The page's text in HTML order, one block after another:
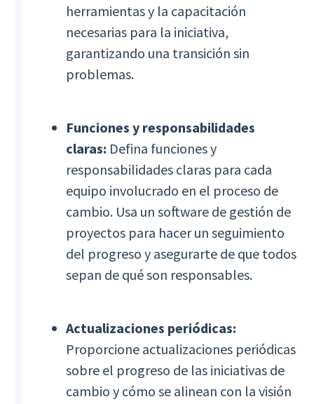
herramientas y la capacitación
necesarias para la iniciativa,
garantizando una transición sin
problemas.
Funciones y responsabilidades
claras: Defina funciones y
responsabilidades claras para cada
equipo involucrado en el proceso de
cambio. Usa un software de gestión de
proyectos para hacer un seguimiento
del progreso y asegurarte de que todos
sepan de qué son responsables.
Actualizaciones periódicas:
Proporcione actualizaciones periódicas
sobre el progreso de las iniciativas de
cambio y cómo se alinean con la visión